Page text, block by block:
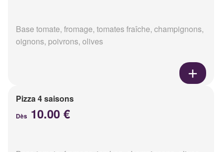
Base tomate, fromage, tomates fraîche, champignons,
oignons, poivrons, olives
Pizza 4 saisons
Dès 10.00 €